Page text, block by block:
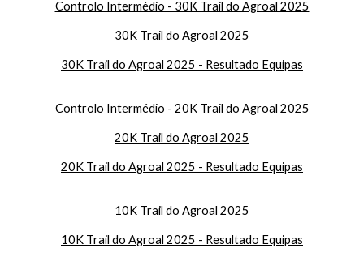
Controlo Intermédio - 30K Trail do Agroal 2025
30K Trail do Agroal 2025
30K Trail do Agroal 2025 - Resultado Equipas
Controlo Intermédio - 20K Trail do Agroal 2025
20K Trail do Agroal 2025
20K Trail do Agroal 2025 - Resultado Equipas
10K Trail do Agroal 2025
10K Trail do Agroal 2025 - Resultado Equipas